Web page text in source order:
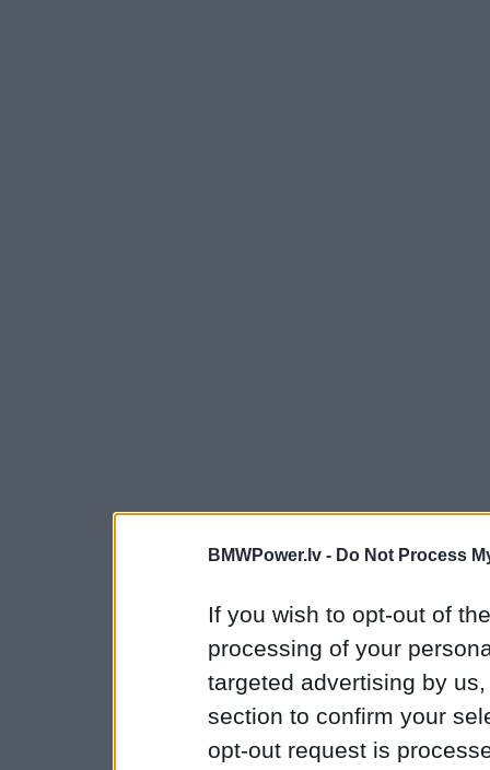
BMWPower.lv - Do Not Process
If you wish to opt-out of
processing of your
targeted advertising by
section to confirm your
opt-out request is